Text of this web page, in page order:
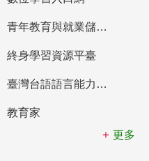
青年教育與就業儲蓄帳戶
終身學習資源平臺
臺灣台語語言能力認證網站
教育家
更多